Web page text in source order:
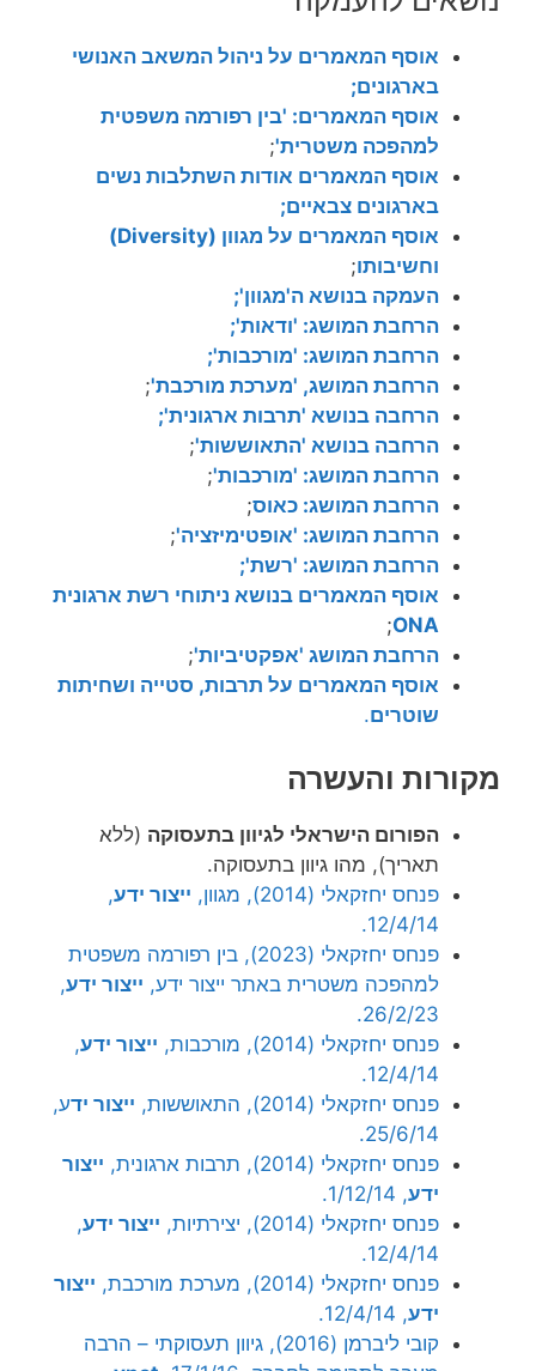
אוסף המאמרים על ניהול המשאב האנושי
בארגונים;
אוסף המאמרים: 'בין רפורמה משפטית
למהפכה משטרית';
אוסף המאמרים אודות השתלבות נשים
בארגונים צבאיים;
אוסף המאמרים על מגוון (Diversity)
וחשיבותו;
העמקה בנושא ה'מגוון';
הרחבת המושג: 'ודאות';
הרחבת המושג: 'מורכבות';
הרחבת המושג, 'מערכת מורכבת';
הרחבה בנושא 'תרבות ארגונית';
הרחבה בנושא 'התאוששות';
הרחבת המושג: 'מורכבות';
הרחבת המושג: כאוס;
הרחבת המושג: 'אופטימיזציה';
הרחבת המושג: 'רשת';
אוסף המאמרים בנושא ניתוחי רשת ארגונית
ONA
;
הרחבת המושג 'אפקטיביות';
אוסף המאמרים על תרבות, סטייה ושחיתות
שוטרים.
מקורות והעשרה
הפורום הישראלי לגיוון בתעסוקה (ללא
תאריך), מהו גיוון בתעסוקה.
פנחס יחזקאלי (2014), מגוון,
ייצור ידע,
12/4/14.
פנחס יחזקאלי (2023), בין רפורמה משפטית
למהפכה משטרית באתר ייצור ידע, ייצור ידע,
26/2/23.
פנחס יחזקאלי (2014), מורכבות,
ייצור ידע,
12/4/14.
פנחס יחזקאלי (2014), התאוששות,
ייצור ידע,
25/6/14.
פנחס יחזקאלי (2014), תרבות ארגונית,
ייצור
ידע, 1/12/14.
פנחס יחזקאלי (2014), יצירתיות,
ייצור ידע,
12/4/14.
פנחס יחזקאלי (2014), מערכת מורכבת,
ייצור
ידע, 12/4/14.
קובי ליברמן (2016), גיוון תעסוקתי – הרבה